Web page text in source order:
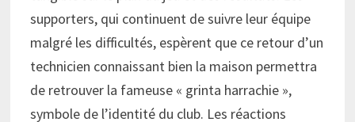
supporters, qui continuent de suivre leur équipe
malgré les difficultés, espèrent que ce retour d’un
technicien connaissant bien la maison permettra
de retrouver la fameuse « grinta harrachie »,
symbole de l’identité du club. Les réactions